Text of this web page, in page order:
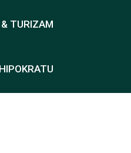
TURIZAM